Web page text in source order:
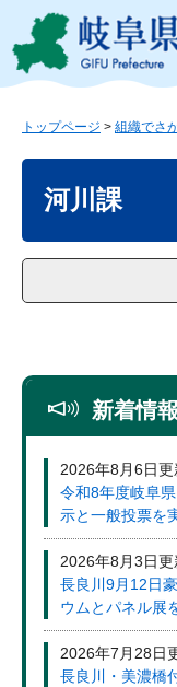
ジ
ュ
トップページ > 組織でさ
河川課
新着情報
2026年8月6日更
令和8年度岐阜
示と一般投票を
2026年8月3日更
長良川9月12日
ウムとパネル展
2026年7月28日
長良川・美濃橋